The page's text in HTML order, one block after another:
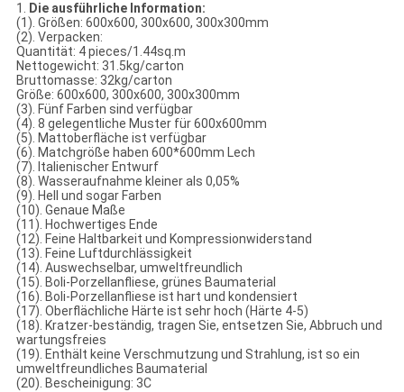
1. Die ausführliche Information:
(1). Größen: 600x600, 300x600, 300x300mm
(2). Verpacken:
Quantität: 4 pieces/1.44sq.m
Nettogewicht: 31.5kg/carton
Bruttomasse: 32kg/carton
Größe: 600x600, 300x600, 300x300mm
(3). Fünf Farben sind verfügbar
(4). 8 gelegentliche Muster für 600x600mm
(5). Mattoberfläche ist verfügbar
(6). Matchgröße haben 600*600mm Lech
(7). Italienischer Entwurf
(8). Wasseraufnahme kleiner als 0,05%
(9). Hell und sogar Farben
(10). Genaue Maße
(11). Hochwertiges Ende
(12). Feine Haltbarkeit und Kompressionwiderstand
(13). Feine Luftdurchlässigkeit
(14). Auswechselbar, umweltfreundlich
(15). Boli-Porzellanfliese, grünes Baumaterial
(16). Boli-Porzellanfliese ist hart und kondensiert
(17). Oberflächliche Härte ist sehr hoch (Härte 4-5)
(18). Kratzer-beständig, tragen Sie, entsetzen Sie, Abbruch und
wartungsfreies
(19). Enthält keine Verschmutzung und Strahlung, ist so ein
umweltfreundliches Baumaterial
(20). Bescheinigung: 3C